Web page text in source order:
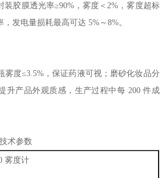
装胶膜透光率≥90%，雾度＜2% ，雾度超标
，发电量损耗最高可达5% ～8%。
雾度≤3.5%，保证药液可视；磨砂化妆品分
升产品外观质感，生产过程中每 200件成
技术参数
雾度计